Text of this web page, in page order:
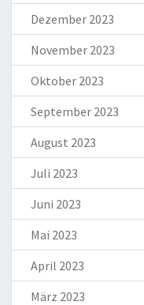
Dezember 2023
November 2023
Oktober 2023
September 2023
August 2023
Juli 2023
Juni 2023
Mai 2023
April 2023
März 2023